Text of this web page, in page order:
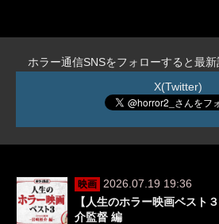
ホラー通信SNSをフォローすると最
X(Twitter)
映画
2026.07.19 19:36
【人生のホラー映画ベス
介監督 編